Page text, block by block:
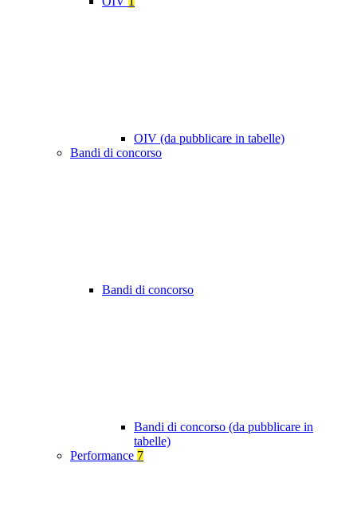
OIV (da pubblicare in tabelle)
Bandi di concorso
Bandi di concorso
Bandi di concorso (da pubblicare in
tabelle)
Performance 7